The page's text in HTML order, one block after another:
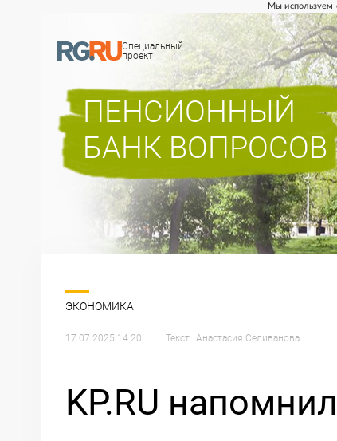
Мы используем
Специальный
проект
ПЕНСИОННЫЙ
БАНК ВОПРОСОВ
ЭКОНОМИКА
17.07.2025 14:20 Текст: Анастасия Селиванова
KP.RU